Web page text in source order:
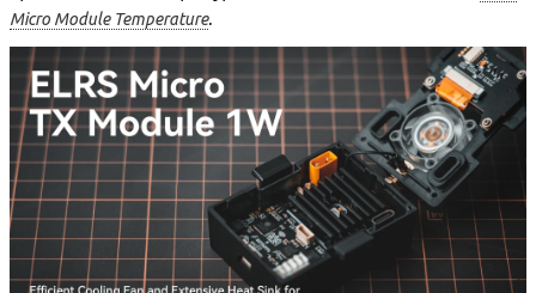
Micro Module Temperature.